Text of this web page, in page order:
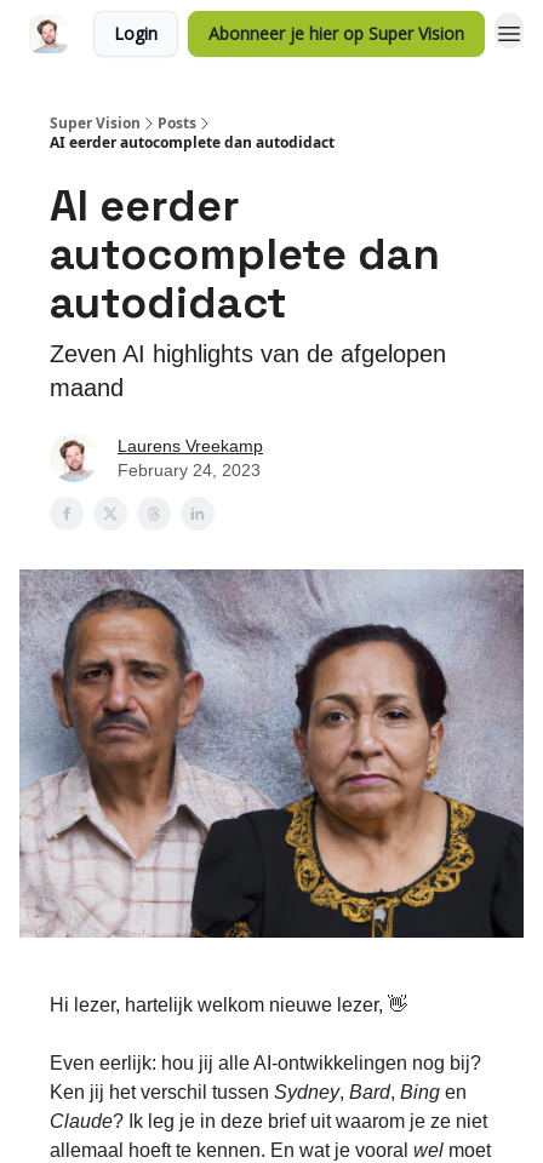
Login Abonneer je hier op Super Vision
Super Vision
Posts
AI eerder autocomplete dan autodidact
AI eerder
autocomplete dan
autodidact
Zeven AI highlights van de afgelopen
maand
Laurens Vreekamp
February 24, 2023
Hi lezer, hartelijk welkom nieuwe lezer, 👋
Even eerlijk: hou jij alle AI-ontwikkelingen nog bij?
Ken jij het verschil tussen Sydney, Bard, Bing en
Claude? Ik leg je in deze brief uit waarom je ze niet
allemaal hoeft te kennen. En wat je vooral wel moet